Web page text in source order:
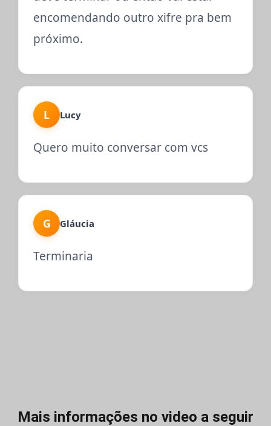
encomendando outro xifre pra bem
próximo.
L Lucy
Quero muito conversar com vcs
G Gláucia
Terminaria
Mais informações no video a seguir